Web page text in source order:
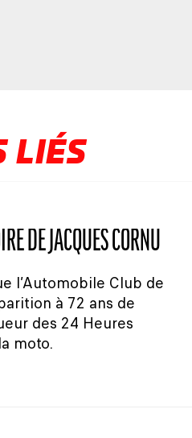
LIÉS
DE JACQUES CORNU
l’Automobile Club de
à 72 ans de
des 24 Heures
moto.